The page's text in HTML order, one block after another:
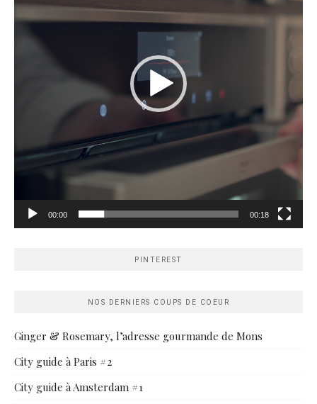
00:00 00:18
PINTEREST
NOS DERNIERS COUPS DE COEUR
Ginger & Rosemary, l’adresse gourmande de Mons
City guide à Paris #2
City guide à Amsterdam #1